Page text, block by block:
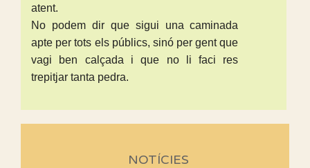
atent.
No podem dir que sigui una caminada
apte per tots els públics, sinó per gent que
vagi ben calçada i que no li faci res
trepitjar tanta pedra.
NOTÍCIES